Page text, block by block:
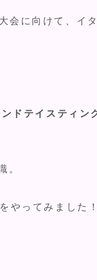
会に向けて、イ
ドテイスティン
。
やってみました！